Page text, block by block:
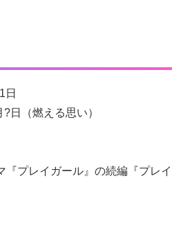
日
日（燃える思い）
『プレイガール』の続編『プレイ